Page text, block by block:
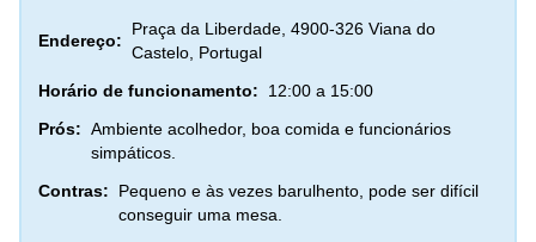
Endereço:
Praça da Liberdade, 4900-326 Viana do
Castelo, Portugal
Horário de funcionamento:
12:00 a 15:00
Prós: Ambiente acolhedor, boa comida e funcionários
simpáticos.
Contras:
Pequeno e às vezes barulhento, pode ser difícil
conseguir uma mesa.